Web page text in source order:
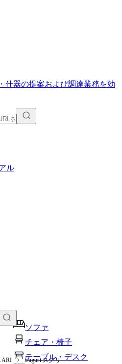
追加
ル
ソファ
チェア・椅子
テーブル・デスク
り付けて、カートに追加できます
Suguri スグリ